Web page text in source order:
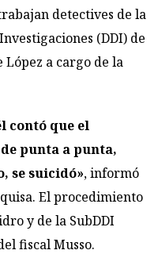
detectives de la
(DDI) de
López a cargo de la
contó que el
punta a punta,
se suicidó», informó
El procedimiento
y de la SubDDI
fiscal Musso.